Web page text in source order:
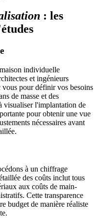
: les
individuelle
et ingénieurs
pour définir vos besoins
de masse et des
visualiser l'implantation de
pour obtenir une vue
nécessaires avant
à un chiffrage
des coûts inclut tous
aux coûts de main-
Cette transparence
budget de manière réaliste